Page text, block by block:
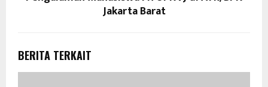
Jakarta Barat
BERITA TERKAIT